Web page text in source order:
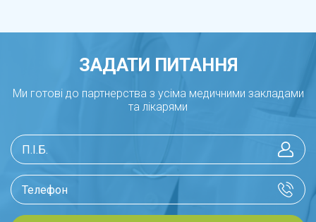
ЗАДАТИ ПИТАННЯ
Ми готові до партнерства з усіма медичними закладами
та лікарями